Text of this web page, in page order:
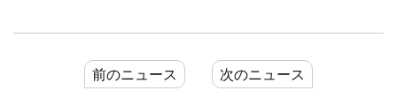
前のニュース 次のニュース